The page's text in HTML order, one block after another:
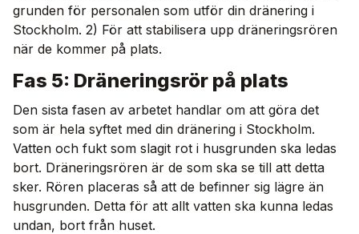
grunden för personalen som utför din dränering i
Stockholm. 2) För att stabilisera upp dräneringsrören
när de kommer på plats.
Fas 5: Dräneringsrör på plats
Den sista fasen av arbetet handlar om att göra det
som är hela syftet med din dränering i Stockholm.
Vatten och fukt som slagit rot i husgrunden ska ledas
bort. Dräneringsrören är de som ska se till att detta
sker. Rören placeras så att de befinner sig lägre än
husgrunden. Detta för att allt vatten ska kunna ledas
undan, bort från huset.